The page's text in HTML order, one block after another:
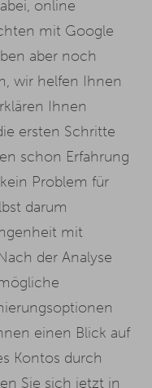
online
mit Google
aber noch
wir helfen Ihnen
Ihnen
ersten Schritte
schon Erfahrung
Problem für
darum
mit
der Analyse
einen Blick auf
Kontos durch
Sie sich jetzt in